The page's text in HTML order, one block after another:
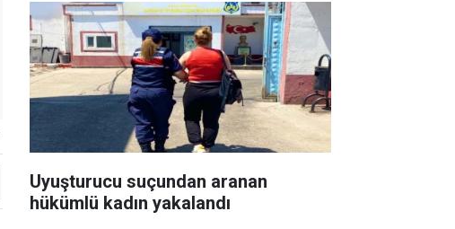
Uyuşturucu suçundan aranan
hükümlü kadın yakalandı